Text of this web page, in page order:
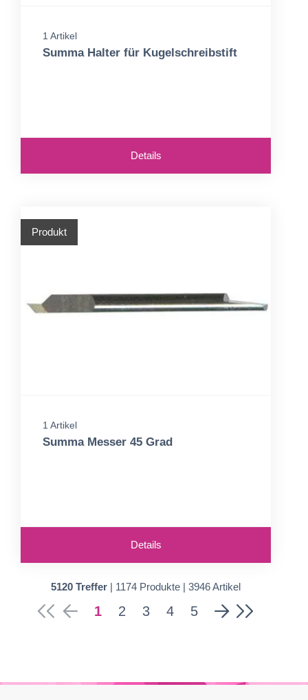
1 Artikel
Summa Halter für Kugelschreibstift
Details
Produkt
1 Artikel
Summa Messer 45 Grad
Details
5120 Treffer | 1174 Produkte | 3946 Artikel
1 2 3 4 5